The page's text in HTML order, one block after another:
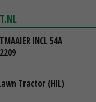
INCL 54A
Tractor (HIL)